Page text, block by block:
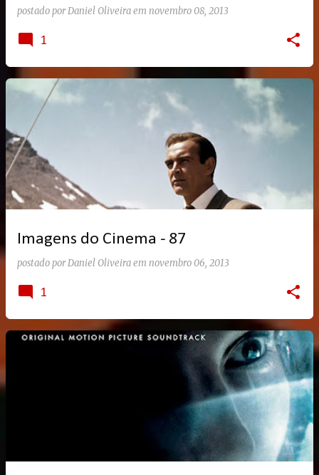
postado porDaniel Oliveiraem novembro 08, 2013
1
Imagens do Cinema - 87
postado porDaniel Oliveiraem novembro 06, 2013
1